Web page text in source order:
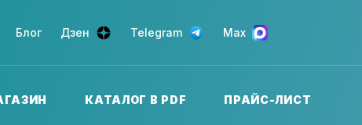
Блог Дзен Telegram Max
КАТАЛОГ В PDF ПРАЙС-ЛИСТ